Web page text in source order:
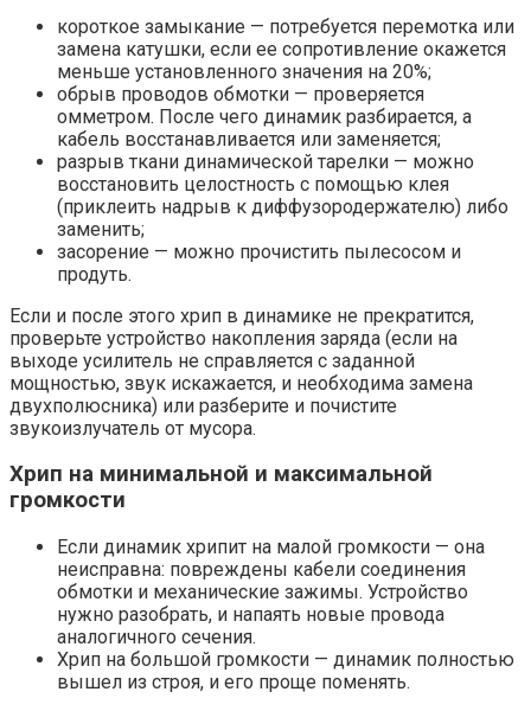
короткое замыкание — потребуется перемотка или
замена катушки, если ее сопротивление окажется
меньше установленного значения на 20%;
обрыв проводов обмотки — проверяется
омметром. После чего динамик разбирается, а
кабель восстанавливается или заменяется;
разрыв ткани динамической тарелки — можно
восстановить целостность с помощью клея
(приклеить надрыв к диффузородержателю) либо
заменить;
засорение — можно прочистить пылесосом и
продуть.
Если и после этого хрип в динамике не прекратится,
проверьте устройство накопления заряда (если на
выходе усилитель не справляется с заданной
мощностью, звук искажается, и необходима замена
двухполюсника) или разберите и почистите
звукоизлучатель от мусора.
Хрип на минимальной и максимальной
громкости
Если динамик хрипит на малой громкости — она
неисправна: повреждены кабели соединения
обмотки и механические зажимы. Устройство
нужно разобрать, и напаять новые провода
аналогичного сечения.
Хрип на большой громкости — динамик полностью
вышел из строя, и его проще поменять.